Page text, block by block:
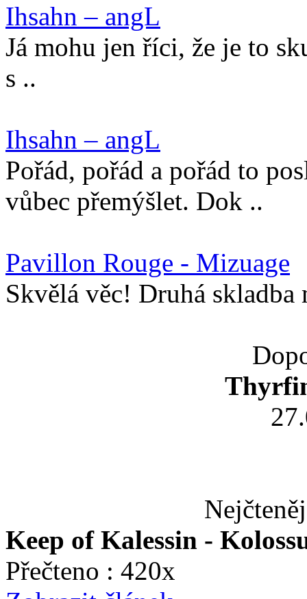
Ihsahn – angL
Já mohu jen říci, že je to
s ..
Ihsahn – angL
Pořád, pořád a pořád to
vůbec přemýšlet. Dok ..
Pavillon Rouge - Mizuage
Skvělá věc! Druhá
Keep of Kalessin -
Přečteno : 420x